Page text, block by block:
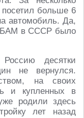
больше 6
автомобиль. Да,
БАМ в СССР было
десятки
не вернулся.
на своих
и купленных в
родили здесь
лет назад